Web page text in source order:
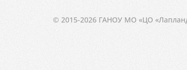
© 2015-2026 ГАНОУ МО «ЦО